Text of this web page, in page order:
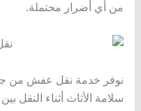
من أي أضرار محتملة.
نوفر خدمة نقل عفش من
سلامة الأثاث أثناء النقل